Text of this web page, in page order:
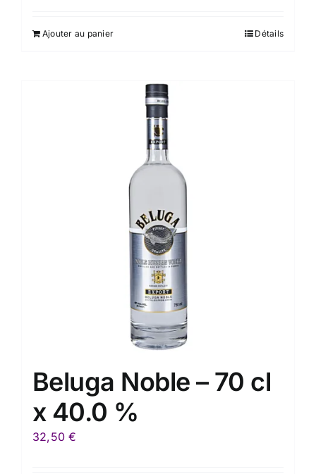
Ajouter au panier Détails
Beluga Noble – 70 cl
x 40.0 %
32,50€